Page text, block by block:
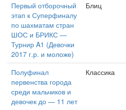
Первый отборочный
этап к Суперфиналу
по шахматам стран
ШОС и БРИКС —
Турнир A1 (Девочки
2017 г.р. и моложе)
Блиц
Полуфинал
первенства города
среди мальчиков и
девочек до — 11 лет
Классика